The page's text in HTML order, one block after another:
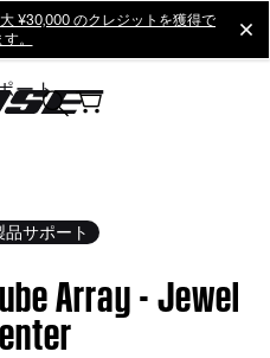
¥30,000 のクレジットを獲得で
。
ート
品サポート
Array - Jewel